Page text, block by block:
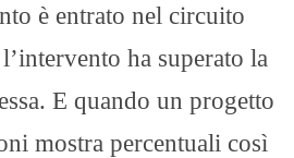
è entrato nel circuito
ha superato la
E quando un progetto
mostra percentuali così